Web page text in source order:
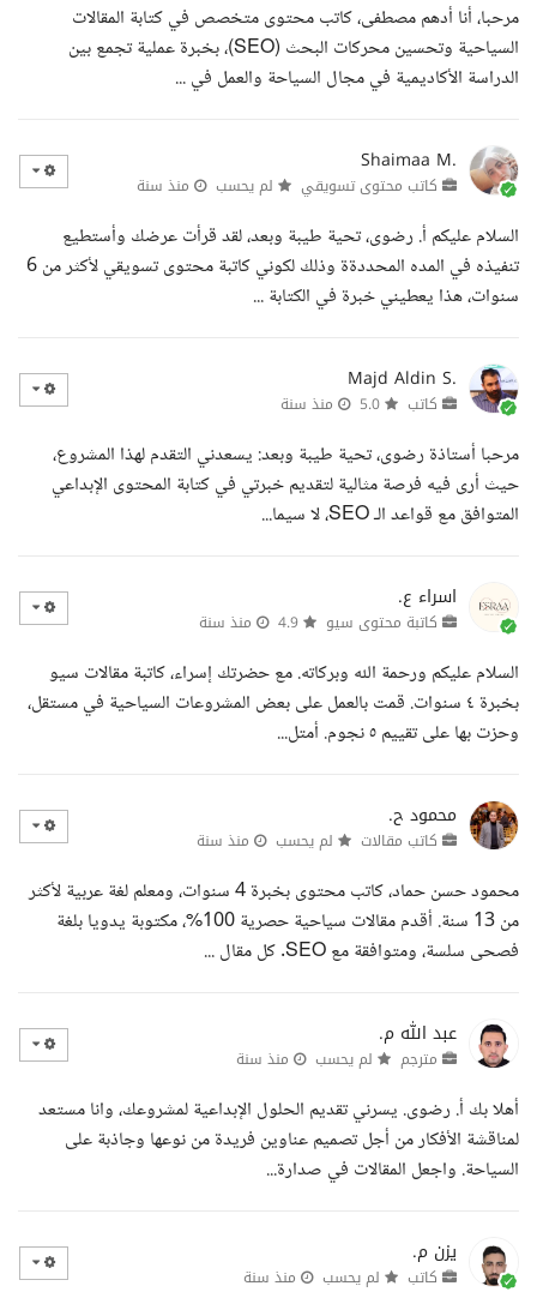
مرحبا، أنا أدهم مصطفى، كاتب محتوى متخصص في كتابة المقالات
السياحية وتحسين محركات البحث (SEO)، بخبرة عملية تجمع بين
الدراسة الأكاديمية في مجال السياحة والعمل في ...
Shaimaa M.
كاتب محتوى تسويقي لم يحسب منذ سنة
السلام عليكم أ. رضوى، تحية طيبة وبعد، لقد قرأت عرضك وأستطيع
تنفيذه في المده المحددةة وذلك لكوني كاتبة محتوى تسويقي لأكثر من 6
سنوات، هذا يعطيني خبرة في الكتابة ...
Majd Aldin S.
كاتب منذ سنة
مرحبا أستاذة رضوى، تحية طيبة وبعد: يسعدني التقدم لهذا المشروع،
حيث أرى فيه فرصة مثالية لتقديم خبرتي في كتابة المحتوى الإبداعي
المتوافق مع قواعد الـ SEO، لا سيما...
اسراء ع.
كاتبة محتوى سيو منذ سنة
السلام عليكم ورحمة الله وبركاته. مع حضرتك إسراء، كاتبة مقالات سيو
بخبرة ٤ سنوات. قمت بالعمل على بعض المشروعات السياحية في مستقل،
وحزت بها على تقييم ٥ نجوم. أمتل...
محمود ح.
كاتب مقالات لم يحسب منذ سنة
محمود حسن حماد، كاتب محتوى بخبرة 4 سنوات، ومعلم لغة عربية لأكثر
من 13 سنة. أقدم مقالات سياحية حصرية 100%، مكتوبة يدويا بلغة
فصحى سلسة، ومتوافقة مع SEO. كل مقال ...
عبد الله م.
مترجم لم يحسب منذ سنة
أهلا بك أ. رضوى. يسرني تقديم الحلول الإبداعية لمشروعك، وانا مستعد
لمناقشة الأفكار من أجل تصميم عناوين فريدة من نوعها وجاذبة على
السياحة. واجعل المقالات في صدارة...
يزن م.
كاتب لم يحسب منذ سنة